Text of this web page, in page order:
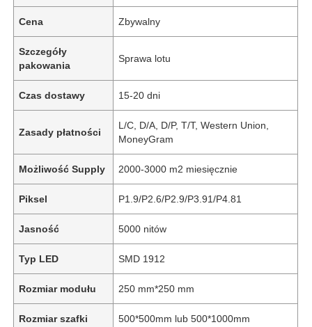
Cena Zbywalny
Szczegóły
pakowania
Sprawa lotu
Czas dostawy 15-20 dni
Zasady płatności
L/C, D/A, D/P, T/T, Western Union,
MoneyGram
Możliwość Supply 2000-3000 m2 miesięcznie
Piksel P1.9/P2.6/P2.9/P3.91/P4.81
Jasność 5000 nitów
Typ LED SMD 1912
Rozmiar modułu 250 mm*250 mm
Rozmiar szafki 500*500mm lub 500*1000mm